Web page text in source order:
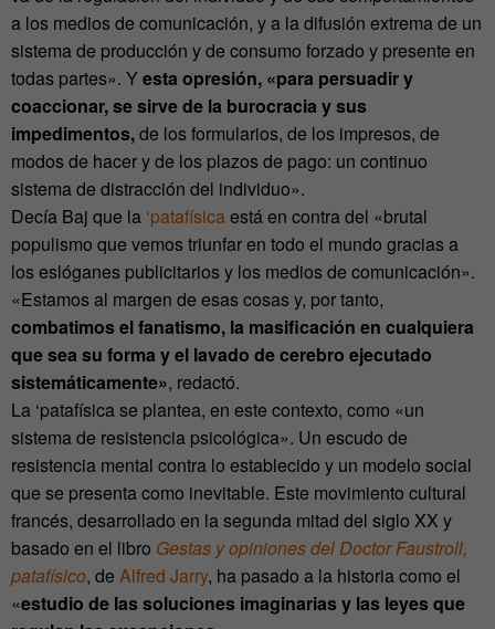
a los medios de comunicación, y a la difusión extrema de un
sistema de producción y de consumo forzado y presente en
todas partes». Yesta opresión, «para persuadir y
coaccionar, se sirve de la burocracia y sus
impedimentos,de los formularios, de los impresos, de
modos de hacer y de los plazos de pago: un continuo
sistema de distracción del individuo».
Decía Baj que la ‘patafísicaestá en contra del «brutal
populismo que vemos triunfar en todo el mundo gracias a
los eslóganes publicitarios y los medios de comunicación».
«Estamos al margen de esas cosas y, por tanto,
combatimos el fanatismo, la masificación en cualquiera
que sea su forma y el lavado de cerebro ejecutado
sistemáticamente», redactó.
La ‘patafísica se plantea, en este contexto, como «un
sistema de resistencia psicológica». Un escudo de
resistencia mental contra lo establecido y un modelo social
que se presenta como inevitable. Este movimiento cultural
francés, desarrollado en la segunda mitad del siglo XX y
basado en el libro Gestas y opiniones del Doctor Faustroll,
patafísico, de Alfred Jarry, ha pasado a la historia como el
«estudio de las soluciones imaginarias y las leyes que